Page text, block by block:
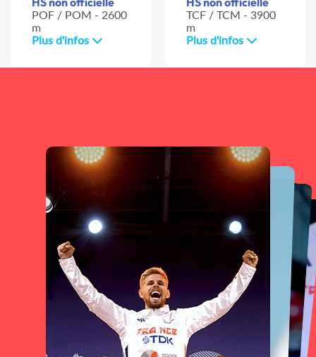
POF / POM - 2600
m
Plus d'infos
TCF / TCM - 3900
m
Plus d'infos